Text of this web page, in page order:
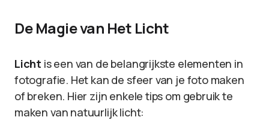
De Magie van Het Licht
Licht is een van de belangrijkste elementen in
fotografie. Het kan de sfeer van je foto maken
of breken. Hier zijn enkele tips om gebruik te
maken van natuurlijk licht: